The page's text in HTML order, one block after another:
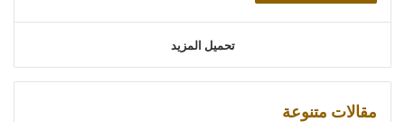
تحميل المزيد
مقالات متنوعة